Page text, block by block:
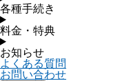
各種手続き
料金・特典
お知らせ
よくある質問
お問い合わせ